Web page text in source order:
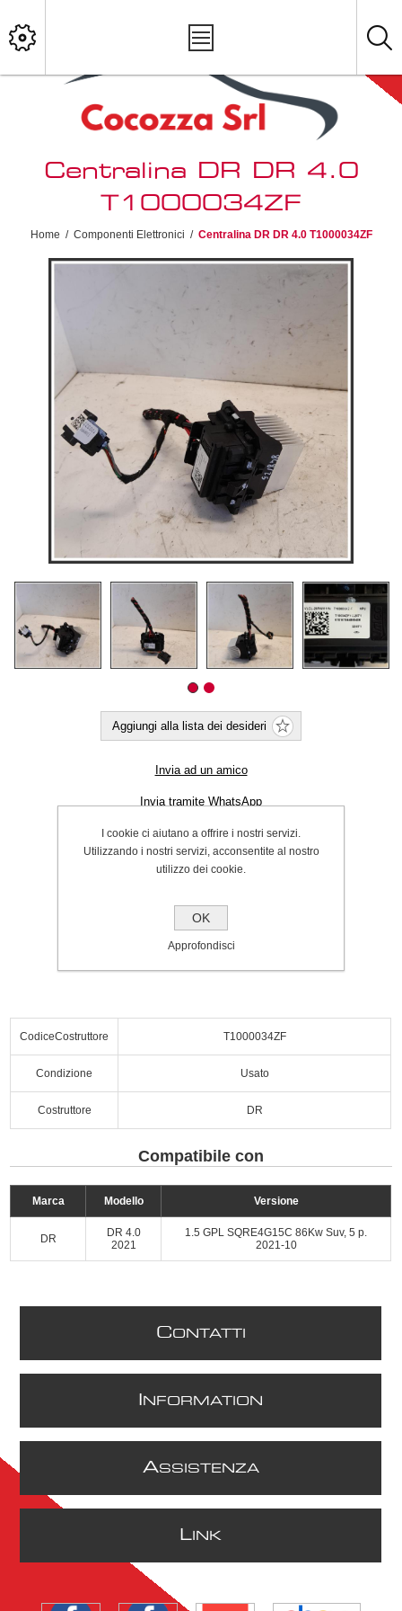
Centralina DR DR 4.0
T1000034ZF
Home / Componenti Elettronici / Centralina DR DR 4.0 T1000034ZF
Aggiungi alla lista dei desideri
Invia ad un amico
Invia tramite WhatsApp
Cod.: P000063188
SPEDIZIONE INCLUSA
Acquista
CodiceCostruttore T1000034ZF
Condizione Usato
Costruttore DR
Compatibile con
Marca Modello Versione
DR
DR 4.0
2021
1.5 GPL SQRE4G15C 86Kw Suv, 5 p.
2021-10
CONTATTI
NFORMATION
ASSISTENZA
L INK
I cookie ci aiutano a offrire i nostri servizi.
Utilizzando i nostri servizi, acconsentite al nostro
utilizzo dei cookie.
OK
Approfondisci